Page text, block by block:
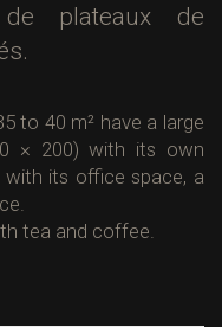
plateaux de
to 40 m² have a large
× 200) with its own
its office space, a
tea and coffee.